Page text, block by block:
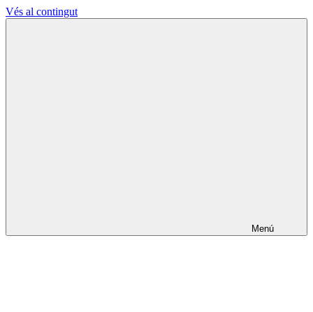
Vés al contingut
Menú